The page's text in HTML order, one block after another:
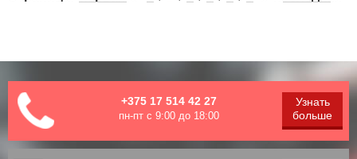
+375 17 514 42 27
пн-пт с 9:00 до 18:00
Узнать
больше